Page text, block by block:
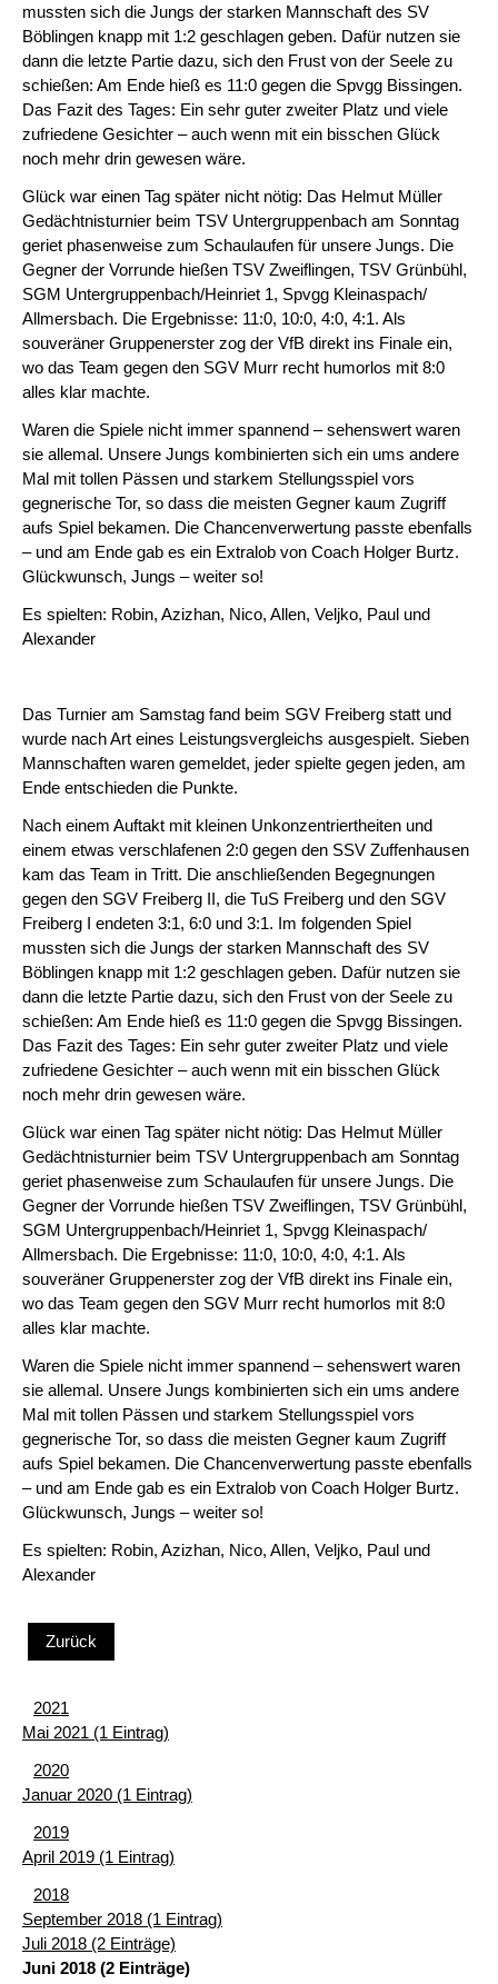
mussten sich die Jungs der starken Mannschaft des SV
Böblingen knapp mit 1:2 geschlagen geben. Dafür nutzen sie
dann die letzte Partie dazu, sich den Frust von der Seele zu
schießen: Am Ende hieß es 11:0 gegen die Spvgg Bissingen.
Das Fazit des Tages: Ein sehr guter zweiter Platz und viele
zufriedene Gesichter – auch wenn mit ein bisschen Glück
noch mehr drin gewesen wäre.
Glück war einen Tag später nicht nötig: Das Helmut Müller
Gedächtnisturnier beim TSV Untergruppenbach am Sonntag
geriet phasenweise zum Schaulaufen für unsere Jungs. Die
Gegner der Vorrunde hießen TSV Zweiflingen, TSV Grünbühl,
SGM Untergruppenbach/Heinriet 1, Spvgg Kleinaspach/
Allmersbach. Die Ergebnisse: 11:0, 10:0, 4:0, 4:1. Als
souveräner Gruppenerster zog der VfB direkt ins Finale ein,
wo das Team gegen den SGV Murr recht humorlos mit 8:0
alles klar machte.
Waren die Spiele nicht immer spannend – sehenswert waren
sie allemal. Unsere Jungs kombinierten sich ein ums andere
Mal mit tollen Pässen und starkem Stellungsspiel vors
gegnerische Tor, so dass die meisten Gegner kaum Zugriff
aufs Spiel bekamen. Die Chancenverwertung passte ebenfalls
– und am Ende gab es ein Extralob von Coach Holger Burtz.
Glückwunsch, Jungs – weiter so!
Es spielten: Robin, Azizhan, Nico, Allen, Veljko, Paul und
Alexander
Das Turnier am Samstag fand beim SGV Freiberg statt und
wurde nach Art eines Leistungsvergleichs ausgespielt. Sieben
Mannschaften waren gemeldet, jeder spielte gegen jeden, am
Ende entschieden die Punkte.
Nach einem Auftakt mit kleinen Unkonzentriertheiten und
einem etwas verschlafenen 2:0 gegen den SSV Zuffenhausen
kam das Team in Tritt. Die anschließenden Begegnungen
gegen den SGV Freiberg II, die TuS Freiberg und den SGV
Freiberg I endeten 3:1, 6:0 und 3:1. Im folgenden Spiel
mussten sich die Jungs der starken Mannschaft des SV
Böblingen knapp mit 1:2 geschlagen geben. Dafür nutzen sie
dann die letzte Partie dazu, sich den Frust von der Seele zu
schießen: Am Ende hieß es 11:0 gegen die Spvgg Bissingen.
Das Fazit des Tages: Ein sehr guter zweiter Platz und viele
zufriedene Gesichter – auch wenn mit ein bisschen Glück
noch mehr drin gewesen wäre.
Glück war einen Tag später nicht nötig: Das Helmut Müller
Gedächtnisturnier beim TSV Untergruppenbach am Sonntag
geriet phasenweise zum Schaulaufen für unsere Jungs. Die
Gegner der Vorrunde hießen TSV Zweiflingen, TSV Grünbühl,
SGM Untergruppenbach/Heinriet 1, Spvgg Kleinaspach/
Allmersbach. Die Ergebnisse: 11:0, 10:0, 4:0, 4:1. Als
souveräner Gruppenerster zog der VfB direkt ins Finale ein,
wo das Team gegen den SGV Murr recht humorlos mit 8:0
alles klar machte.
Waren die Spiele nicht immer spannend – sehenswert waren
sie allemal. Unsere Jungs kombinierten sich ein ums andere
Mal mit tollen Pässen und starkem Stellungsspiel vors
gegnerische Tor, so dass die meisten Gegner kaum Zugriff
aufs Spiel bekamen. Die Chancenverwertung passte ebenfalls
– und am Ende gab es ein Extralob von Coach Holger Burtz.
Glückwunsch, Jungs – weiter so!
Es spielten: Robin, Azizhan, Nico, Allen, Veljko, Paul und
Alexander
Zurück
2021
Mai 2021 (1 Eintrag)
2020
Januar 2020 (1 Eintrag)
2019
April 2019 (1 Eintrag)
2018
September 2018 (1 Eintrag)
Juli 2018 (2 Einträge)
Juni 2018 (2 Einträge)